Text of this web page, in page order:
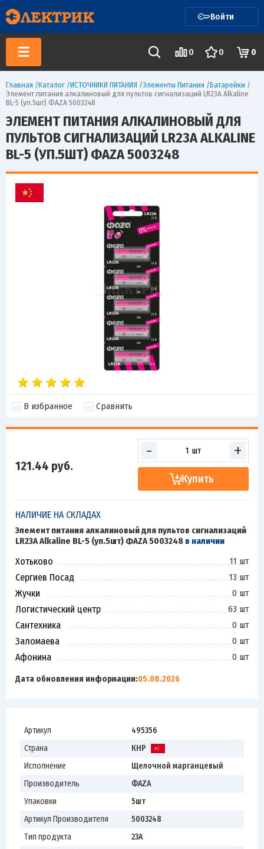
Войти
0 0 0
Главная /Каталог /ИСТОЧНИКИ ПИТАНИЯ /Элементы Питания /Батарейки /
Элемент питания алкалиновый для пультов сигнализаций LR23A Alkaline
BL-5 (уп.5шт) ФАZА 5003248
ЭЛЕМЕНТ ПИТАНИЯ АЛКАЛИНОВЫЙ ДЛЯ
ПУЛЬТОВ СИГНАЛИЗАЦИЙ LR23A ALKALINE
BL-5 (УП.5ШТ) ФАZА 5003248
В избранное Сравнить
121.44 руб.
- +
Купить
НАЛИЧИЕ НА СКЛАДАХ
Элемент питания алкалиновый для пультов сигнализаций
LR23A Alkaline BL-5 (уп.5шт) ФАZА 5003248 в наличии
Хотьково 11 шт
Сергиев Посад 13 шт
Жучки 0 шт
Логистический центр 63 шт
Сантехника 0 шт
Заломаева 0 шт
Афонина 0 шт
Дата обновления информации:05.08.2026
Артикул
495356
Страна
КНР
Исполнение
Щелочной марганцевый
Производитель
ФАZА
Упаковки
5шт
Артикул Производителя
5003248
Тип продукта
23A